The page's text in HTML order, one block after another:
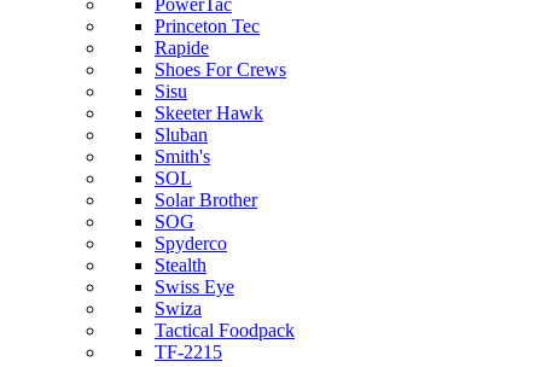
PowerTac
Princeton Tec
Rapide
Shoes For Crews
Sisu
Skeeter Hawk
Sluban
Smith's
SOL
Solar Brother
SOG
Spyderco
Stealth
Swiss Eye
Swiza
Tactical Foodpack
TF-2215